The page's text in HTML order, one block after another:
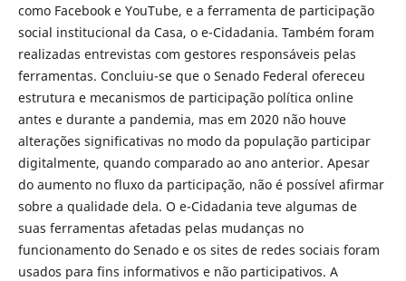
como Facebook e YouTube, e a ferramenta de participação
social institucional da Casa, o e-Cidadania. Também foram
realizadas entrevistas com gestores responsáveis pelas
ferramentas. Concluiu-se que o Senado Federal ofereceu
estrutura e mecanismos de participação política online
antes e durante a pandemia, mas em 2020 não houve
alterações significativas no modo da população participar
digitalmente, quando comparado ao ano anterior. Apesar
do aumento no fluxo da participação, não é possível afirmar
sobre a qualidade dela. O e-Cidadania teve algumas de
suas ferramentas afetadas pelas mudanças no
funcionamento do Senado e os sites de redes sociais foram
usados para fins informativos e não participativos. A